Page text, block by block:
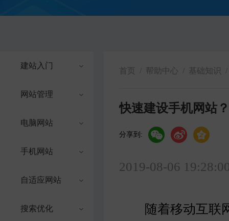
建站入门
网站管理
电脑网站
手机网站
自适应网站
搜索优化
首页 / 帮助中心 / 基础知识 /
快速建设手机网站
分享到:
2019-08-06
随着移动互联网